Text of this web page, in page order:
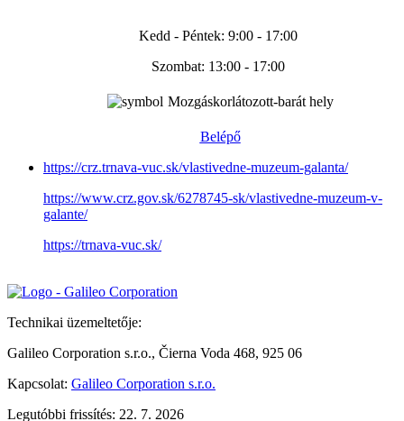
Kedd - Péntek: 9:00 - 17:00
Szombat: 13:00 - 17:00
Mozgáskorlátozott-barát hely
Belépő
https://crz.trnava-vuc.sk/vlastivedne-muzeum-galanta/
https://www.crz.gov.sk/6278745-sk/vlastivedne-muzeum-v-
galante/
https://trnava-vuc.sk/
Technikai üzemeltetője:
Galileo Corporation s.r.o., Čierna Voda 468, 925 06
Kapcsolat: Galileo Corporation s.r.o.
Legutóbbi frissítés: 22. 7. 2026